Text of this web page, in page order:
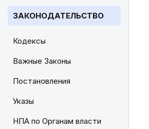
ЗАКОНОДАТЕЛЬСТВО
Кодексы
Важные Законы
Постановления
Указы
НПА по Органам власти